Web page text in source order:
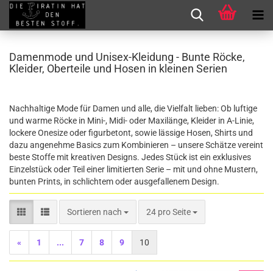
Damenmode und Unisex-Kleidung - Bunte Röcke,
Kleider, Oberteile und Hosen in kleinen Serien
Nachhaltige Mode für Damen und alle, die Vielfalt lieben: Ob luftige
und warme Röcke in Mini-, Midi- oder Maxilänge, Kleider in A-Linie,
lockere Onesize oder figurbetont, sowie lässige Hosen, Shirts und
dazu angenehme Basics zum Kombinieren – unsere Schätze vereint
beste Stoffe mit kreativen Designs. Jedes Stück ist ein exklusives
Einzelstück oder Teil einer limitierten Serie – mit und ohne Mustern,
bunten Prints, in schlichtem oder ausgefallenem Design.
Sortieren nach
Sortieren nach 24 pro Seite
pro Seite
« 1 ... 7 8 9 10